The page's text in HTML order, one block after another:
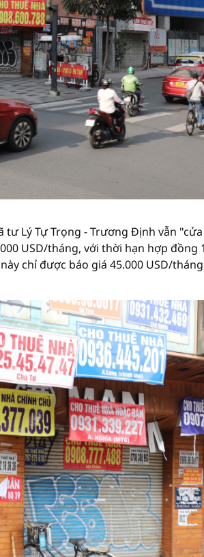
Lý Tự Trọng - Trương Định vẫn
USD/tháng, với thời hạn hợp đồng
chỉ được báo giá 45.000 USD/